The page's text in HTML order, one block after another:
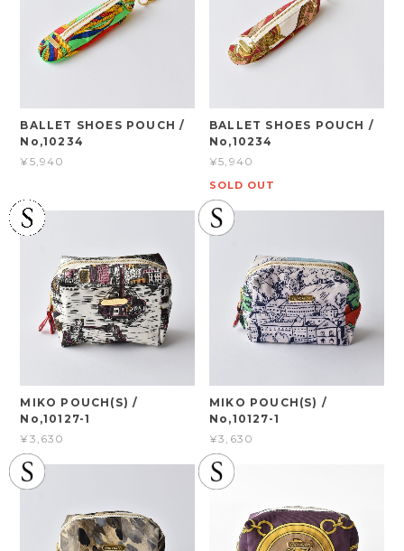
BALLET SHOES POUCH /
No,10234
¥5,940
BALLET SHOES POUCH /
No,10234
¥5,940
SOLD OUT
MIKO POUCH(S) /
No,10127-1
¥3,630
MIKO POUCH(S) /
No,10127-1
¥3,630